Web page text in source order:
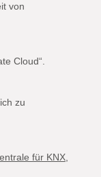
von
Cloud“.
zu
für KNX,